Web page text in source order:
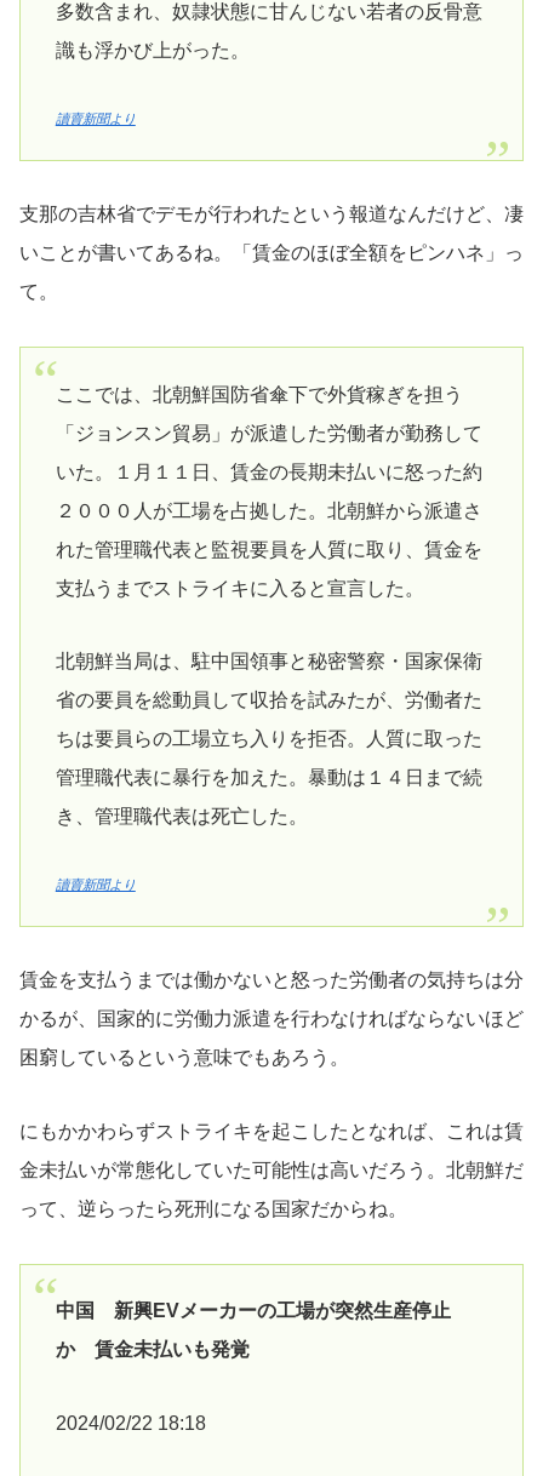
多数含まれ、奴隷状態に甘んじない若者の反骨意
識も浮かび上がった。
讀賣新聞より
支那の吉林省でデモが行われたという報道なんだけど、凄
いことが書いてあるね。「賃金のほぼ全額をピンハネ」っ
て。
ここでは、北朝鮮国防省傘下で外貨稼ぎを担う
「ジョンスン貿易」が派遣した労働者が勤務して
いた。１月１１日、賃金の長期未払いに怒った約
２０００人が工場を占拠した。北朝鮮から派遣さ
れた管理職代表と監視要員を人質に取り、賃金を
支払うまでストライキに入ると宣言した。
北朝鮮当局は、駐中国領事と秘密警察・国家保衛
省の要員を総動員して収拾を試みたが、労働者た
ちは要員らの工場立ち入りを拒否。人質に取った
管理職代表に暴行を加えた。暴動は１４日まで続
き、管理職代表は死亡した。
讀賣新聞より
賃金を支払うまでは働かないと怒った労働者の気持ちは分
かるが、国家的に労働力派遣を行わなければならないほど
困窮しているという意味でもあろう。
にもかかわらずストライキを起こしたとなれば、これは賃
金未払いが常態化していた可能性は高いだろう。北朝鮮だ
って、逆らったら死刑になる国家だからね。
中国 新興EVメーカーの工場が突然生産停止
か 賃金未払いも発覚
2024/02/22 18:18